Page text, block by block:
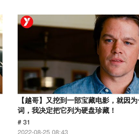
【越哥】又挖到一部宝藏电影，就因
词，我决定把它列为硬盘珍藏！
# 31
2022-08-25 08:43